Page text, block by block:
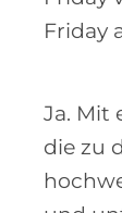
Friday
Ja. Mit
die zu